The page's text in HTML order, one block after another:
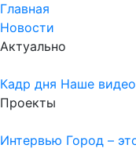
Главная
Новости
Актуально
Кадр дня Наше видео
Проекты
Интервью Город –